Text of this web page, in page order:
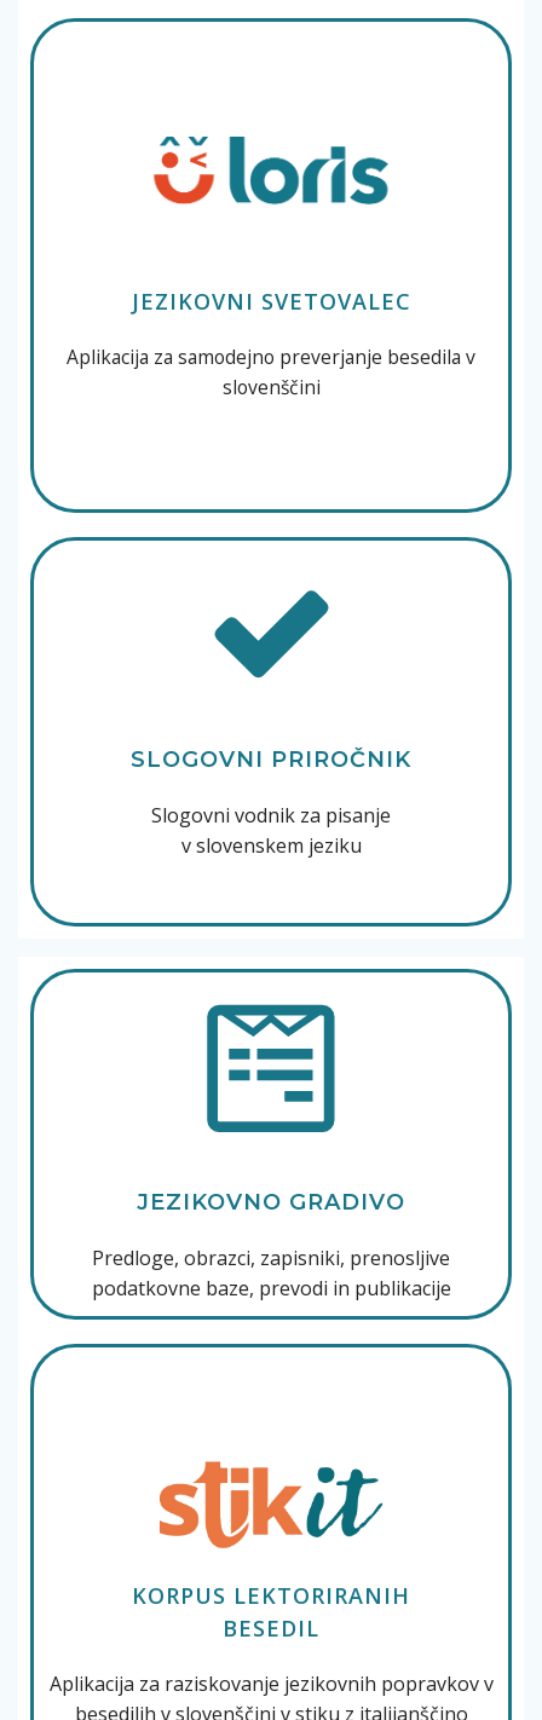
JEZIKOVNI SVETOVALEC
Aplikacija za samodejno preverjanje besedila v
slovenščini
SLOGOVNI PRIROČNIK
Slogovni vodnik za pisanje
v slovenskem jeziku
JEZIKOVNO GRADIVO
Predloge, obrazci, zapisniki, prenosljive
podatkovne baze, prevodi in publikacije
KORPUS LEKTORIRANIH
BESEDIL
Aplikacija za raziskovanje jezikovnih popravkov v
besedilih v slovenščini v stiku z italijanščino